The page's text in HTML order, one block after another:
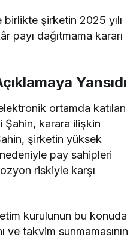
birlikte şirketin 2025 yılı
payı dağıtmama kararı
Yansıdı
ortamda katılan
Şahin, karara ilişkin
şirketin yüksek
pay sahipleri
riskiyle karşı
kurulunun bu konuda
takvim sunmamasının